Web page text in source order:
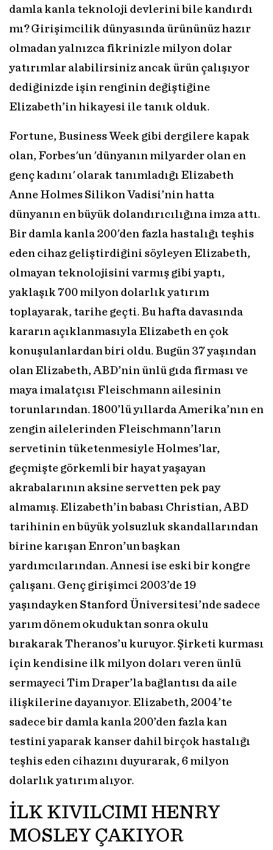
damla kanla teknoloji devlerini bile kandırdı
mı? Girişimcilik dünyasında ürününüz hazır
olmadan yalnızca fikrinizle milyon dolar
yatırımlar alabilirsiniz ancak ürün çalışıyor
dediğinizde işin renginin değiştiğine
Elizabeth’in hikayesi ile tanık olduk.
Fortune, Business Week gibi dergilere kapak
olan, Forbes'un 'dünyanın milyarder olan en
genç kadını' olarak tanımladığı Elizabeth
Anne Holmes Silikon Vadisi’nin hatta
dünyanın en büyük dolandırıcılığına imza attı.
Bir damla kanla 200'den fazla hastalığı teşhis
eden cihaz geliştirdiğini söyleyen Elizabeth,
olmayan teknolojisini varmış gibi yaptı,
yaklaşık 700 milyon dolarlık yatırım
toplayarak, tarihe geçti. Bu hafta davasında
kararın açıklanmasıyla Elizabeth en çok
konuşulanlardan biri oldu. Bugün 37 yaşından
olan Elizabeth, ABD’nin ünlü gıda firması ve
maya imalatçısı Fleischmann ailesinin
torunlarından. 1800’lü yıllarda Amerika’nın en
zengin ailelerinden Fleischmann’ların
servetinin tüketenmesiyle Holmes’lar,
geçmişte görkemli bir hayat yaşayan
akrabalarının aksine servetten pek pay
almamış. Elizabeth’in babası Christian, ABD
tarihinin en büyük yolsuzluk skandallarından
birine karışan Enron’un başkan
yardımcılarından. Annesi ise eski bir kongre
çalışanı. Genç girişimci 2003’de 19
yaşındayken Stanford Üniversitesi’nde sadece
yarım dönem okuduktan sonra okulu
bırakarak Theranos’u kuruyor. Şirketi kurması
için kendisine ilk milyon doları veren ünlü
sermayeci Tim Draper’la bağlantısı da aile
ilişkilerine dayanıyor. Elizabeth, 2004’te
sadece bir damla kanla 200’den fazla kan
testini yaparak kanser dahil birçok hastalığı
teşhis eden cihazını duyurarak, 6 milyon
dolarlık yatırım alıyor.
İLK KIVILCIMI HENRY
MOSLEY ÇAKIYOR